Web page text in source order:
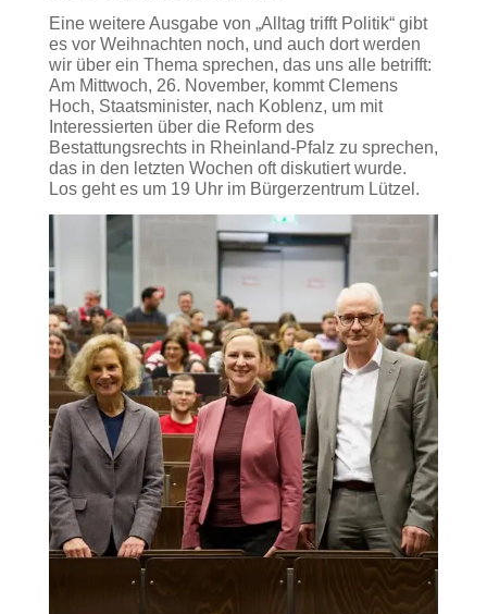
Eine weitere Ausgabe von „Alltag trifft Politik“ gibt
es vor Weihnachten noch, und auch dort werden
wir über ein Thema sprechen, das uns alle betrifft:
Am Mittwoch, 26. November, kommt Clemens
Hoch, Staatsminister, nach Koblenz, um mit
Interessierten über die Reform des
Bestattungsrechts in Rheinland-Pfalz zu sprechen,
das in den letzten Wochen oft diskutiert wurde.
Los geht es um 19 Uhr im Bürgerzentrum Lützel.